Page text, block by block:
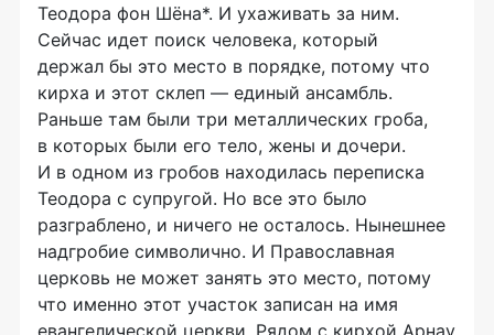
Теодора фон Шёна*. И ухаживать за ним.
Сейчас идет поиск человека, который
держал бы это место в порядке, потому что
кирха и этот склеп — единый ансамбль.
Раньше там были три металлических гроба,
в которых были его тело, жены и дочери.
И в одном из гробов находилась переписка
Теодора с супругой. Но все это было
разграблено, и ничего не осталось. Нынешнее
надгробие символично. И Православная
церковь не может занять это место, потому
что именно этот участок записан на имя
евангелической церкви. Рядом с кирхой Арнау